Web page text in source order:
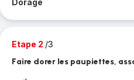
Dorage
Etape 2 /3
Faire dorer les paupiettes,